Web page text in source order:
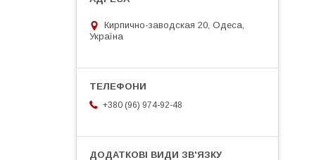
Кирпично-заводская 20, Одеса,
Україна
+380 (96) 974-92-48